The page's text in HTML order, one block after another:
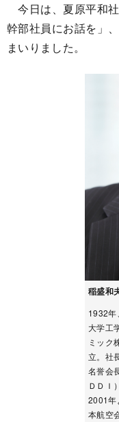
今日は、夏原平和
幹部社員にお話を」
まいりました。
稲盛和
1932年
大学工
ミック
立。社
名誉会
ＤＤＩ
2001年
本航空